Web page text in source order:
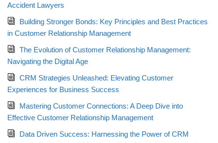
Accident Lawyers
Building Stronger Bonds: Key Principles and Best Practices
in Customer Relationship Management
The Evolution of Customer Relationship Management:
Navigating the Digital Age
CRM Strategies Unleashed: Elevating Customer
Experiences for Business Success
Mastering Customer Connections: A Deep Dive into
Effective Customer Relationship Management
Data Driven Success: Harnessing the Power of CRM